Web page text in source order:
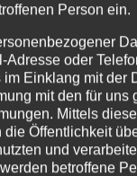
de
Person ein.
Adresse oder
im Einklang mit der
mit den für
Mittels
Öffentlichkeit
und
betroffene